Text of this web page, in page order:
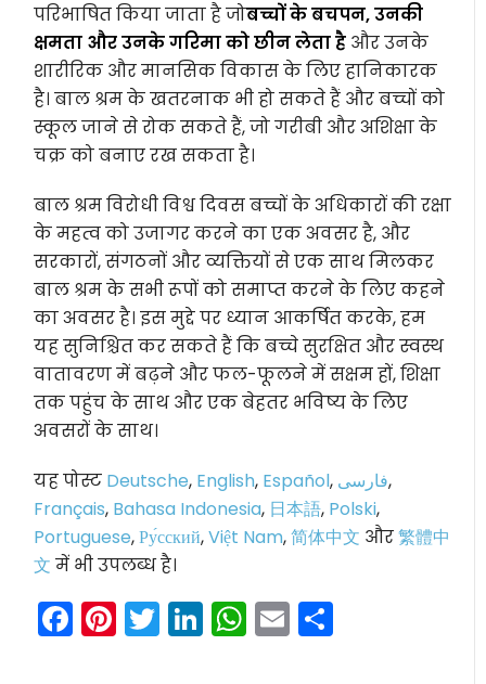
परिभाषित किया जाता है जोबच्चों के बचपन, उनकी
क्षमता और उनके गरिमा को छीन लेता है और उनके
शारीरिक और मानसिक विकास के लिए हानिकारक
है। बाल श्रम के खतरनाक भी हो सकते हैं और बच्चों को
स्कूल जाने से रोक सकते हैं, जो गरीबी और अशिक्षा के
चक्र को बनाए रख सकता है।
बाल श्रम विरोधी विश्व दिवस बच्चों के अधिकारों की रक्षा
के महत्व को उजागर करने का एक अवसर है, और
सरकारों, संगठनों और व्यक्तियों से एक साथ मिलकर
बाल श्रम के सभी रूपों को समाप्त करने के लिए कहने
का अवसर है। इस मुद्दे पर ध्यान आकर्षित करके, हम
यह सुनिश्चित कर सकते हैं कि बच्चे सुरक्षित और स्वस्थ
वातावरण में बढ़ने और फल-फूलने में सक्षम हों, शिक्षा
तक पहुंच के साथ और एक बेहतर भविष्य के लिए
अवसरों के साथ।
यह पोस्ट Deutsche, English, Español, فارسی,
Français, Bahasa Indonesia, 日本語, Polski,
Portuguese,Ру́сский,Việt Nam,简体中文 और繁體中
文 में भी उपलब्ध है।
Facebook
Pinterest
Twitter
LinkedIn
WhatsApp
Email